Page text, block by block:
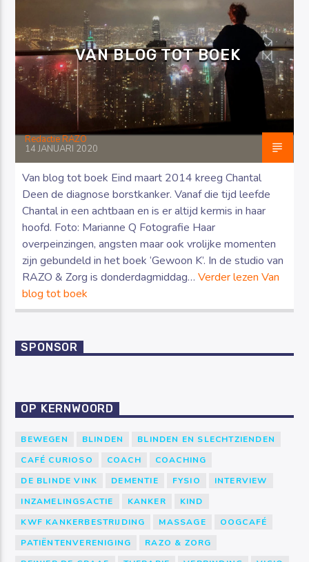
Luister RAZO online
VAN BLOG TOT BOEK
Redactie RAZO
14 JANUARI 2020
Van blog tot boek Eind maart 2014 kreeg Chantal
Deen de diagnose borstkanker. Vanaf die tijd leefde
Chantal in een achtbaan en is er altijd kermis in haar
hoofd. Foto: Marianne Q Fotografie Haar
overpeinzingen, angsten maar ook vrolijke momenten
zijn gebundeld in het boek ‘Gewoon K’. In de studio van
RAZO & Zorg is donderdagmiddag…Verder lezen Van
blog tot boek
SPONSOR
OP KERNWOORD
BEWEGEN BLINDEN
BLINDEN EN SLECHTZIENDEN
CAFÉ CURIOSO
COACH
COACHING
DE BLINDE VINK
DEMENTIE FYSIO
INTERVIEW
INZAMELINGSACTIE
KANKER
KIND
KWF KANKERBESTRIJDING
MASSAGE
OOGCAFÉ
PATIËNTENVERENIGING
RAZO & ZORG